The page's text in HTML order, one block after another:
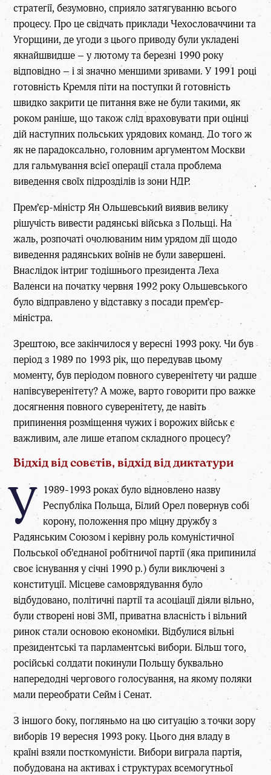
стратегії, безумовно, сприяло затягуванню всього
процесу. Про це свідчать приклади Чехословаччини та
Угорщини, де угоди з цього приводу були укладені
якнайшвидше – у лютому та березні 1990 року
відповідно – і зі значно меншими зривами. У 1991 році
готовність Кремля піти на поступки й готовність
швидко закрити це питання вже не були такими, як
роком раніше, що також слід враховувати при оцінці
дій наступних польських урядових команд. До того ж
як не парадоксально, головним аргументом Москви
для гальмування всієї операції стала проблема
виведення своїх підрозділів із зони НДР.
Прем’єр-міністр Ян Ольшевський виявив велику
рішучість вивести радянські війська з Польщі. На
жаль, розпочаті очолюваним ним урядом дії щодо
виведення радянських воїнів не були завершені.
Внаслідок інтриг тодішнього президента Леха
Валенси на початку червня 1992 року Ольшевського
було відправлено у відставку з посади прем’єр-
міністра.
Зрештою, все закінчилося у вересні 1993 року. Чи був
період з 1989 по 1993 рік, що передував цьому
моменту, був періодом повного суверенітету чи радше
напівсуверенітету? А може, варто говорити про важке
досягнення повного суверенітету, де навіть
припинення розміщення чужих і ворожих військ є
важливим, але лише етапом складного процесу?
Відхід від совєтів, відхід від диктатури
У 1989-1993 роках було відновлено назву
Республіка Польща, Білий Орел повернув собі
корону, положення про міцну дружбу з
Радянським Союзом і керівну роль комуністичної
Польської об’єднаної робітничої партії (яка припинила
своє існування у січні 1990 р.) були виключені з
конституції. Місцеве самоврядування було
відбудовано, політичні партії та асоціації діяли вільно,
були створені нові ЗМІ, приватна власність і вільний
ринок стали основою економіки. Відбулися вільні
президентські та парламентські вибори. Більш того,
російські солдати покинули Польщу буквально
напередодні чергового голосування, на якому поляки
мали переобрати Сейм і Сенат.
З іншого боку, погляньмо на цю ситуацію з точки зору
виборів 19 вересня 1993 року. Цього дня владу в
країні взяли посткомуністи. Вибори виграла партія,
побудована на активах і структурах всемогутньої